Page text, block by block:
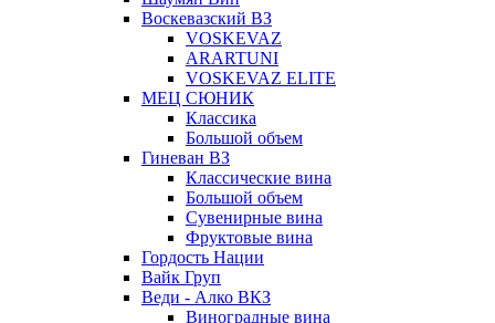
Воскевазский ВЗ
VOSKEVAZ
ARARTUNI
VOSKEVAZ ELITE
МЕЦ СЮНИК
Классика
Большой объем
Гиневан ВЗ
Классические вина
Большой объем
Сувенирные вина
Фруктовые вина
Гордость Нации
Вайк Груп
Веди - Алко ВКЗ
Виноградные вина